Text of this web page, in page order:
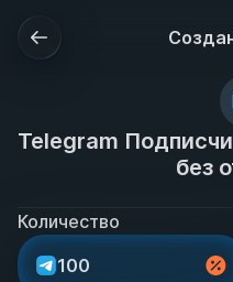
Telegram
без
Количество
100